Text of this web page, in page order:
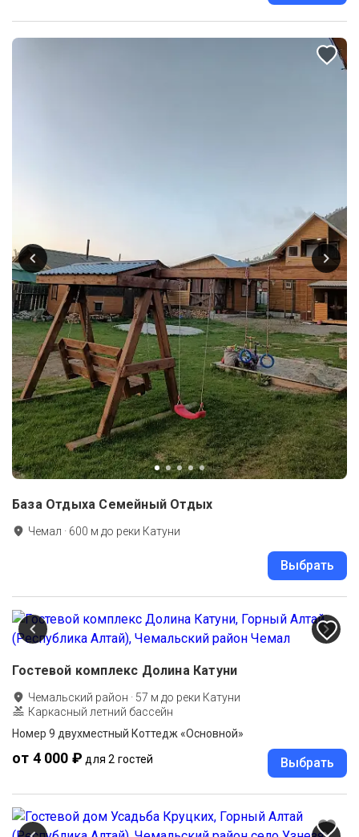
База Отдыха Семейный Отдых
Чемал · 600 м до реки Катуни
Выбрать
Гостевой комплекс Долина Катуни
Чемальский район · 57 м до реки Катуни
Каркасный летний бассейн
Номер 9 двухместный Коттедж «Основной»
от 4 000 ₽ для 2 гостей Выбрать